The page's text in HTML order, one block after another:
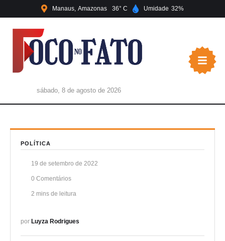
Manaus Amazonas 36 Umidade 32
sábado, 8 de agosto de 2026
POLÍTICA
19 de setembro de 2022
0 Comentários
2 mins de leitura
por Luyza Rodrigues